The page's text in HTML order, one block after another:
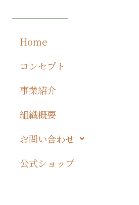
Home
コンセプト
事業紹介
組織概要
お問い合わせ
公式ショップ